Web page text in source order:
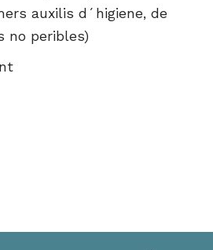
auxilis d´higiene, de
no peribles)